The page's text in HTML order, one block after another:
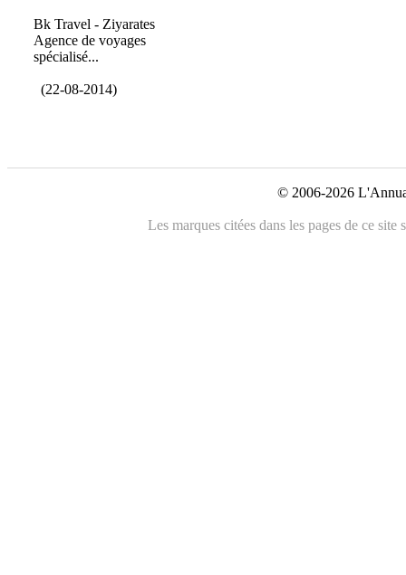
Bk Travel - Ziyarates
Agence de voyages
spécialisé...
(22-08-2014)
© 2006-2026
Les marques citées dans les pages de ce